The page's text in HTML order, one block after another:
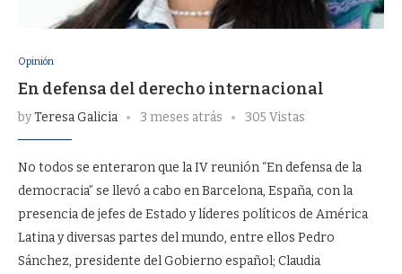
Opinión
En defensa del derecho internacional
byTeresa Galicia 3 meses atrás 305 Vistas
No todos se enteraron que la IV reunión “En defensa de la
democracia” se llevó a cabo en Barcelona, España, con la
presencia de jefes de Estado y líderes políticos de América
Latina y diversas partes del mundo, entre ellos Pedro
Sánchez, presidente del Gobierno español; Claudia